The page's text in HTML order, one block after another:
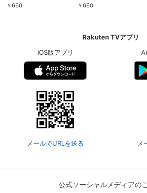
￥660
￥660
Rakuten TVアプリ
iOS版アプリ
メールでURLを送る メ
公式ソーシャルメディアの